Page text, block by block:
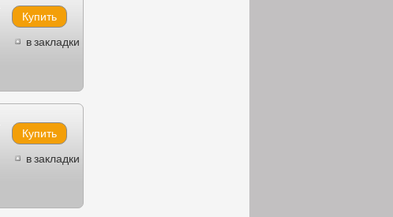
в закладки
в закладки